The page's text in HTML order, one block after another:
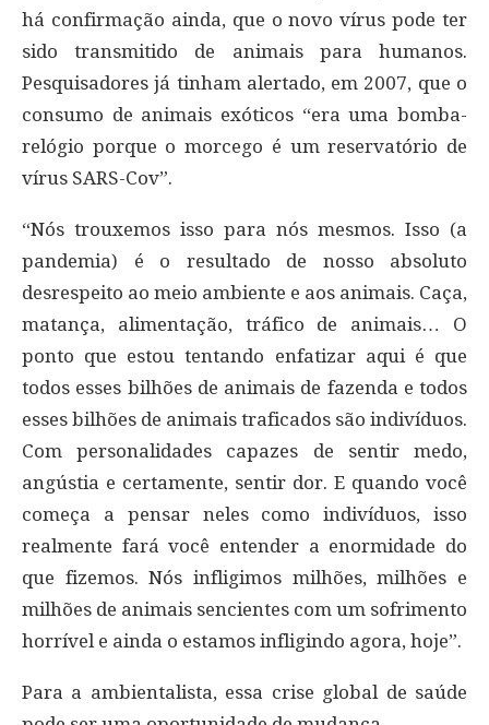
há confirmação ainda, que o novo vírus pode ter
sido transmitido de animais para humanos.
Pesquisadores já tinham alertado, em 2007, que o
consumo de animais exóticos “era uma bomba-
relógio porque o morcego é um reservatório de
vírus SARS-Cov”.
“Nós trouxemos isso para nós mesmos. Isso (a
pandemia) é o resultado de nosso absoluto
desrespeito ao meio ambiente e aos animais. Caça,
matança, alimentação, tráfico de animais… O
ponto que estou tentando enfatizar aqui é que
todos esses bilhões de animais de fazenda e todos
esses bilhões de animais traficados são indivíduos.
Com personalidades capazes de sentir medo,
angústia e certamente, sentir dor. E quando você
começa a pensar neles como indivíduos, isso
realmente fará você entender a enormidade do
que fizemos. Nós infligimos milhões, milhões e
milhões de animais sencientes com um sofrimento
horrível e ainda o estamos infligindo agora, hoje”.
Para a ambientalista, essa crise global de saúde